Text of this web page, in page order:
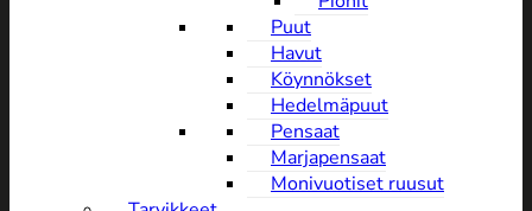
Puut
Havut
Köynnökset
Hedelmäpuut
Pensaat
Marjapensaat
Monivuotiset ruusut